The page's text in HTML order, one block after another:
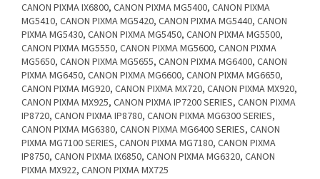
CANON PIXMA IX6800, CANON PIXMA MG5400, CANON PIXMA
MG5410, CANON PIXMA MG5420, CANON PIXMA MG5440, CANON
PIXMA MG5430, CANON PIXMA MG5450, CANON PIXMA MG5500,
CANON PIXMA MG5550, CANON PIXMA MG5600, CANON PIXMA
MG5650, CANON PIXMA MG5655, CANON PIXMA MG6400, CANON
PIXMA MG6450, CANON PIXMA MG6600, CANON PIXMA MG6650,
CANON PIXMA MG920, CANON PIXMA MX720, CANON PIXMA MX920,
CANON PIXMA MX925, CANON PIXMA IP7200 SERIES, CANON PIXMA
IP8720, CANON PIXMA IP8780, CANON PIXMA MG6300 SERIES,
CANON PIXMA MG6380, CANON PIXMA MG6400 SERIES, CANON
PIXMA MG7100 SERIES, CANON PIXMA MG7180, CANON PIXMA
IP8750, CANON PIXMA IX6850, CANON PIXMA MG6320, CANON
PIXMA MX922, CANON PIXMA MX725